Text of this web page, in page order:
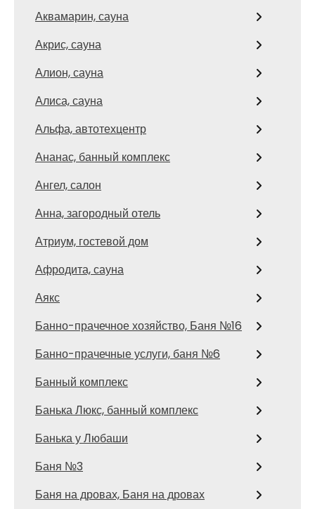
Аквамарин, сауна
Акрис, сауна
Алион, сауна
Алиса, сауна
Альфа, автотехцентр
Ананас, банный комплекс
Ангел, салон
Анна, загородный отель
Атриум, гостевой дом
Афродита, сауна
Аякс
Банно-прачечное хозяйство, Баня №16
Банно-прачечные услуги, баня №6
Банный комплекс
Банька Люкс, банный комплекс
Банька у Любаши
Баня №3
Баня на дровах, Баня на дровах